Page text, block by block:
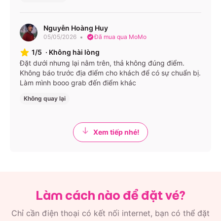
Quảng
Ngãi
(Quảng
Limousine
22 phòng
Giá và lịch có thể thay đổi từng ngày – bạn nên kiểm tra
Văn phòng phụ: 75 Phạm Ngũ Lão, Buôn Ma Thuột
Nguyễn Hoàng Huy
05/05/2026 Đã mua qua MoMo
1/5 · Không hài lòng
Đặt dưới nhưng lại nằm trên, thả không đúng điểm.
Không báo trước địa điểm cho khách để có sự chuẩn bị.
Làm mình booo grab đến điểm khác
Không quay lại
Xem tiếp nhé!
Làm cách nào để đặt vé?
Chỉ cần điện thoại có kết nối internet, bạn có thể đặt